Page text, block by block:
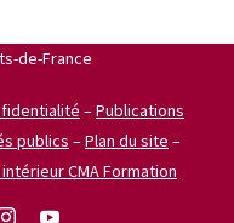
de-France
–Publications
publics –Plan du site –
CMA Formation